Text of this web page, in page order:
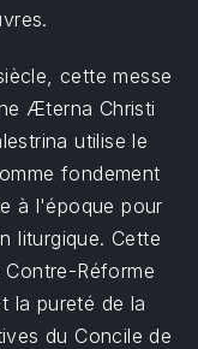
cette messe
Æterna Christi
utilise le
fondement
à l'époque pour
liturgique. Cette
Réforme
la pureté de la
du Concile de